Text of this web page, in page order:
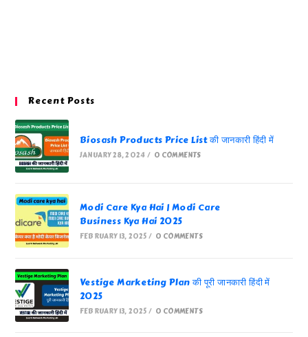
Recent Posts
Biosash Products Price List की जानकारी हिंदी में
JANUARY 28, 2024 / 0 COMMENTS
Modi Care Kya Hai | Modi Care
Business Kya Hai 2025
FEBRUARY 13, 2025 / 0 COMMENTS
Vestige Marketing Plan की पूरी जानकारी हिंदी में
2025
FEBRUARY 13, 2025 / 0 COMMENTS